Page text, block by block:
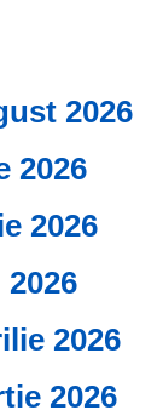
2026
2026
2026
2026
2026